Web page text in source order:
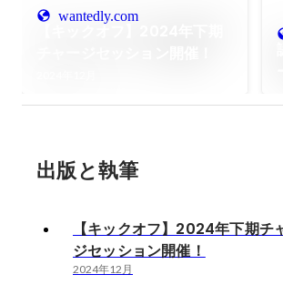
wantedly.com
出版と執筆
【キックオフ】2024年下期チ
ジセッション開催！
2024年12月